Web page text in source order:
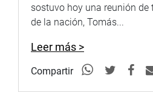
sostuvo hoy una reunión de
de la nación, Tomás...
Leer más >
Compartir